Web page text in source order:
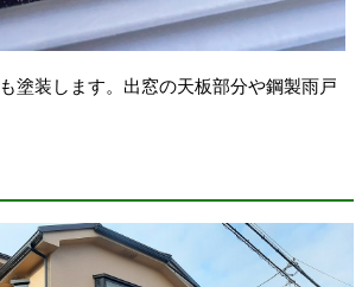
塗装します。出窓の天板部分や鋼製雨戸